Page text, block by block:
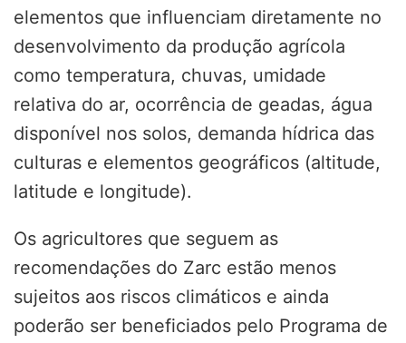
elementos que influenciam diretamente no
desenvolvimento da produção agrícola
como temperatura, chuvas, umidade
relativa do ar, ocorrência de geadas, água
disponível nos solos, demanda hídrica das
culturas e elementos geográficos (altitude,
latitude e longitude).
Os agricultores que seguem as
recomendações do Zarc estão menos
sujeitos aos riscos climáticos e ainda
poderão ser beneficiados pelo Programa de